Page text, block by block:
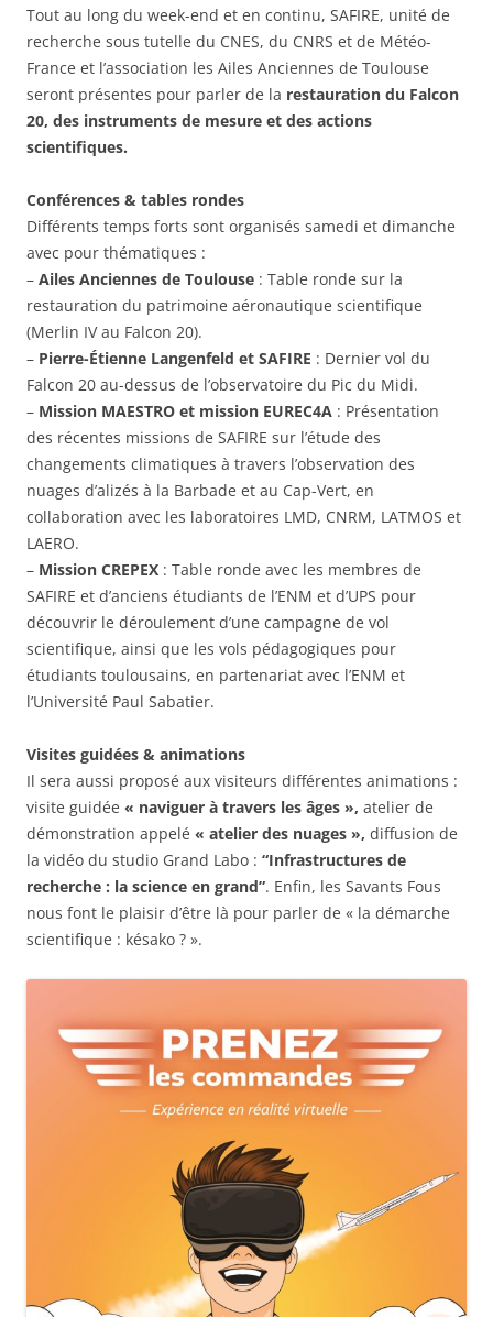
Tout au long du week-end et en continu, SAFIRE, unité de
recherche sous tutelle du CNES, du CNRS et de Météo-
France et l’association les Ailes Anciennes de Toulouse
seront présentes pour parler de la restauration du Falcon
20, des instruments de mesure et des actions
scientifiques.
Conférences & tables rondes
Différents temps forts sont organisés samedi et dimanche
avec pour thématiques :
– Ailes Anciennes de Toulouse : Table ronde sur la
restauration du patrimoine aéronautique scientifique
(Merlin IV au Falcon 20).
– Pierre-Étienne Langenfeld et SAFIRE : Dernier vol du
Falcon 20 au-dessus de l’observatoire du Pic du Midi.
– Mission MAESTRO et mission EUREC4A : Présentation
des récentes missions de SAFIRE sur l’étude des
changements climatiques à travers l’observation des
nuages d’alizés à la Barbade et au Cap-Vert, en
collaboration avec les laboratoires LMD, CNRM, LATMOS et
LAERO.
– Mission CREPEX : Table ronde avec les membres de
SAFIRE et d’anciens étudiants de l’ENM et d’UPS pour
découvrir le déroulement d’une campagne de vol
scientifique, ainsi que les vols pédagogiques pour
étudiants toulousains, en partenariat avec l’ENM et
l’Université Paul Sabatier.
Visites guidées & animations
Il sera aussi proposé aux visiteurs différentes animations :
visite guidée « naviguer à travers les âges », atelier de
démonstration appelé « atelier des nuages », diffusion de
la vidéo du studio Grand Labo : “Infrastructures de
recherche : la science en grand”. Enfin, les Savants Fous
nous font le plaisir d’être là pour parler de « la démarche
scientifique : késako ? ».